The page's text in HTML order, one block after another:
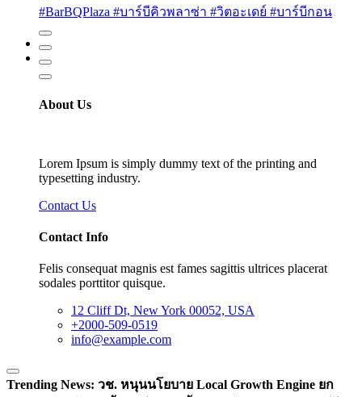
#BarBQPlaza #บาร์บีคิวพลาซ่า #วิตอะเดย์ #บาร์บีกอน
About Us
Lorem Ipsum is simply dummy text of the printing and
typesetting industry.
Contact Us
Contact Info
Felis consequat magnis est fames sagittis ultrices placerat
sodales porttitor quisque.
12 Cliff Dt, New York 00052, USA
+2000-509-0519
info@example.com
Trending News: วช. หนุนนโยบาย Local Growth Engine ยก